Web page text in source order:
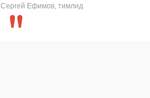
Сергей Ефимов, тимлид